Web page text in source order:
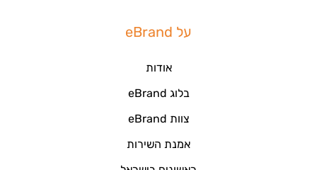
על eBrand
אודות
בלוג eBrand
צוות eBrand
אמנת השירות